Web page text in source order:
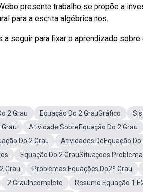
presente trabalho se propõe a
para a escrita algébrica nos.
seguir para fixar o aprendizado
2 Grau Equação Do 2 GrauGráfico
Atividade SobreEquação Do 2 Grau
Do 2 Grau
Atividades DeEquação Do
Equação Do 2 GrauSituaçoes
Grau
Problemas Equações Do2º Grau
2 GrauIncompleto Resumo Equação 1